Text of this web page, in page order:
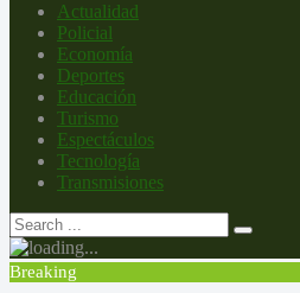
Actualidad
Policial
Economía
Deportes
Educación
Turismo
Espectáculos
Tecnología
Transmisiones
Breaking